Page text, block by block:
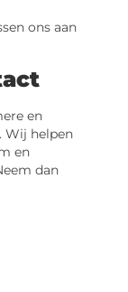
ons aan
en
Wij helpen
en
dan